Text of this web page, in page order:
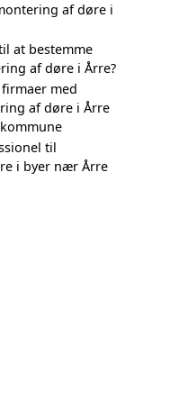
af døre i
at bestemme
af døre i Årre?
med
af døre i Årre
til
i byer nær Årre